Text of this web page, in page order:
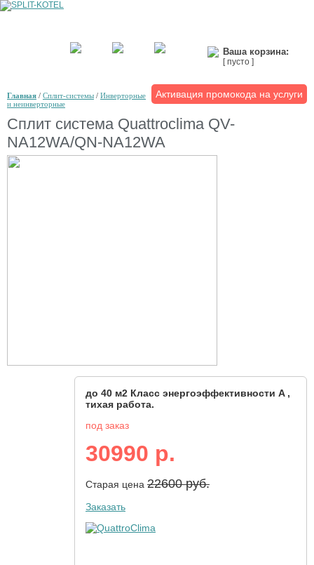
Ваша корзина:
[ пусто ]
Активация промокода на услуги
Главная / Сплит-системы / Инверторные
и неинверторные
Сплит система Quattroclima QV-
NA12WA/QN-NA12WA
до 40 м2 Класс энергоэффективности A ,
тихая работа.
под заказ
30990 р.
Старая цена 22600 руб.
Заказать